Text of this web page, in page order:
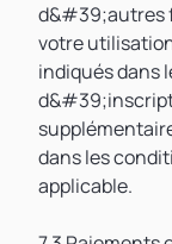
d&#39;autres
votre
indiqués dans
dans les
applicable.